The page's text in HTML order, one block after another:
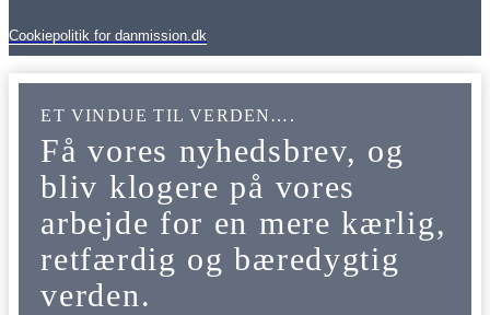
Cookiepolitik for danmission.dk
ET VINDUE TIL VERDEN….
Få vores nyhedsbrev, og
bliv klogere på vores
arbejde for en mere kærlig,
retfærdig og bæredygtig
verden.